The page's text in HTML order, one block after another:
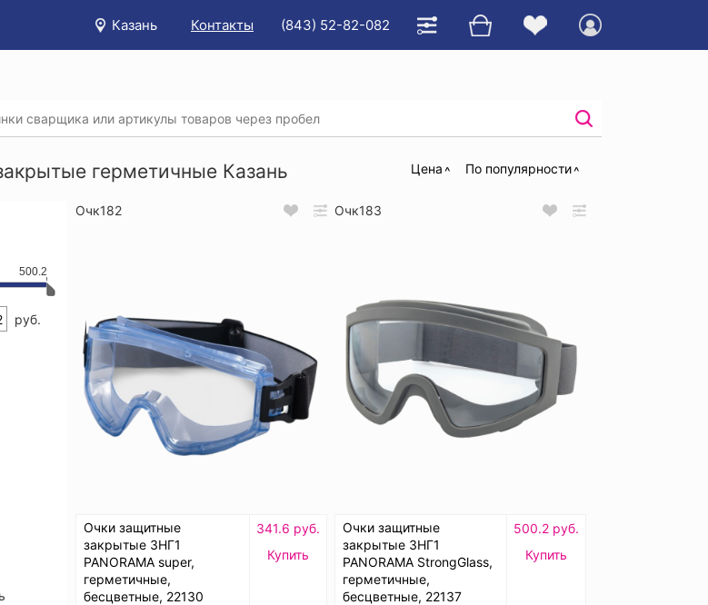
Казань Контакты (843) 52-82-082
герметичные
герметичные Казань Цена По популярности
500.2
руб.
Очк182
Очки защитные
закрытые ЗНГ1
PANORAMA super,
герметичные,
бесцветные, 22130
341.6 руб.
Купить
Очк183
Очки защитные
закрытые ЗНГ1
PANORAMA StrongGlass,
герметичные,
бесцветные, 22137
500.2 руб.
Купить